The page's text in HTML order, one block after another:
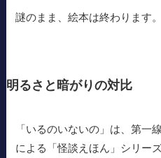
謎のまま、絵本は終わります
明るさと暗がりの対比
「いるのいないの」は、第一
による「怪談えほん」シリー